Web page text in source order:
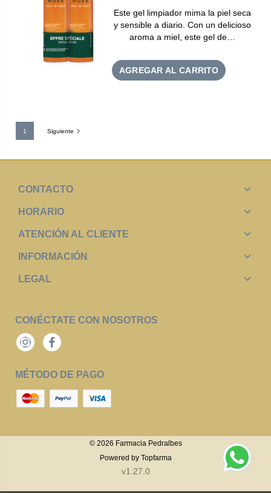
Este gel limpiador mima la piel seca
y sensible a diario. Con un delicioso
aroma a miel, este gel de…
AGREGAR AL CARRITO
1 Siguiente
CONTACTO
HORARIO
ATENCIÓN AL CLIENTE
INFORMACIÓN
LEGAL
CONÉCTATE CON NOSOTROS
InstagramFacebook
MÉTODO DE PAGO
© 2026 Farmacia Pedralbes
Powered by Topfarma
v1.27.0